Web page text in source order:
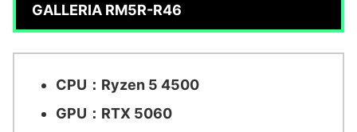
GALLERIA RM5R-R46
CPU：Ryzen 5 4500
GPU：RTX 5060